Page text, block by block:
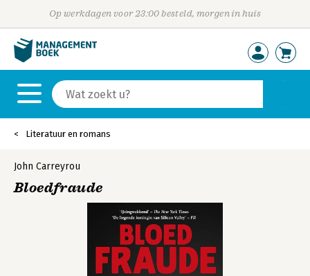
Op werkdagen voor 23:00 besteld, morgen in huis
Literatuur en romans
John Carreyrou
Bloedfraude